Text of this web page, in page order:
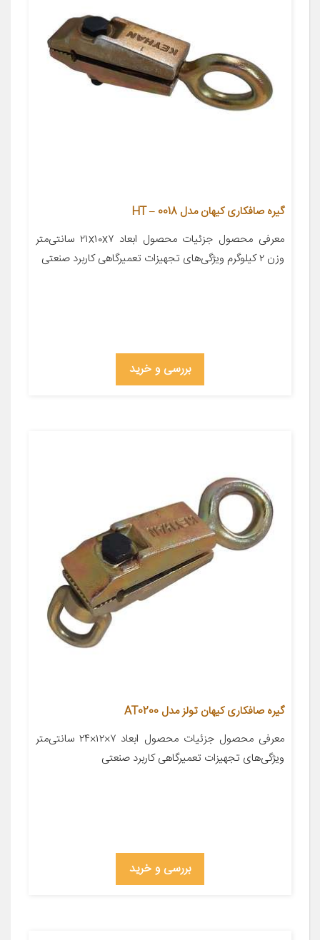
گیره صافکاری کیهان مدل HT – 0018
معرفی محصول جزئیات محصول ابعاد ۲۱x۱۰x۷ سانتی‌متر
وزن ۲ کیلوگرم ویژگی‌های تجهیزات تعمیرگاهی کاربرد صنعتی
بررسی و خرید
گیره صافکاری کیهان تولز مدل AT0200
معرفی محصول جزئیات محصول ابعاد ۷×۱۲×۲۴ سانتی‌متر
ویژگی‌های تجهیزات تعمیرگاهی کاربرد صنعتی
بررسی و خرید